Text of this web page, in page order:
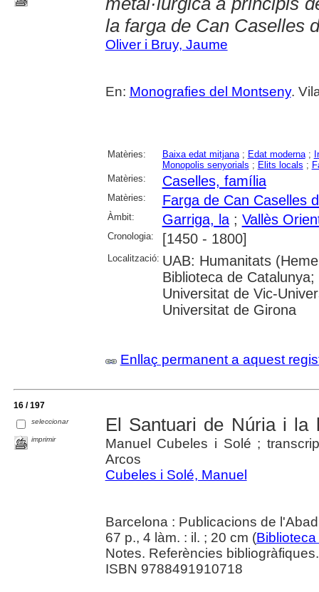
la farga de Can Caselles
Oliver i Bruy, Jaume
En: Monografies del Montseny.
Matèries: Baixa edat mitjana; Edat moderna;
Monopolis senyorials ; Elits locals ;
Matèries:
Caselles, família
Matèries: Farga de Can Caselles
Àmbit: Garriga, la; Vallès
Cronologia: [1450 - 1800]
Localització: UAB: Humanitats
Biblioteca de
Universitat de Vic-
Universitat de Girona
Enllaç permanent a aquest
16 / 197
seleccionar
imprimir
El Santuari de Núria i la
Manuel Cubeles i Solé ;
Arcos
Cubeles i Solé, Manuel
Barcelona : Publicacions de
67 p., 4 làm. : il. ; 20 cm (Biblioteca
Notes. Referències bibliogràfiques.
ISBN 9788491910718